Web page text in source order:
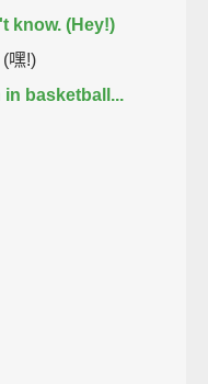
know. (Hey!)
嘿!)
in basketball...